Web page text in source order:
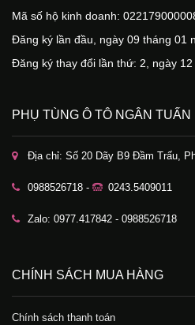
Mã số hộ kinh doanh:
Đăng ký lần đầu, ngày 09 tháng 01
Đăng ký thay đổi lần thứ: 2, ngày
PHỤ TÙNG Ô TÔ NGÂN TUẤN
Địa chỉ: Số 20 Dãy B9 Đầm Trấu,
0988526718 - 0243.5409011
Zalo: 0977.417842 - 0988526718
CHÍNH SÁCH MUA HÀNG
Chính sách thanh toán